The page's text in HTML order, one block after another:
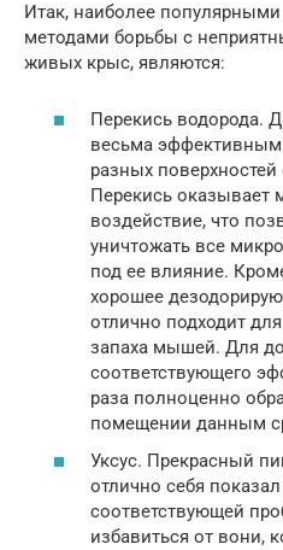
Итак, наиболее
методами борьбы с
живых крыс, являются:
Перекись водорода.
весьма эффективным
разных поверхностей
Перекись
воздействие, что
уничтожать все
под ее влияние.
хорошее
отлично подходит
запаха мышей. Для
соответствующего
раза полноценно
помещении данным
Уксус. Прекрасный
отлично себя
соответствующей
избавиться от вони,